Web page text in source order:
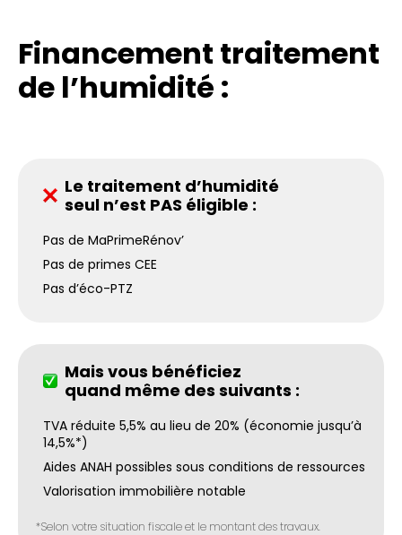
Financement traitement
de l’humidité :
Le traitement d’humidité
seul n’est PAS éligible :
Pas de MaPrimeRénov’
Pas de primes CEE
Pas d’éco-PTZ
Mais vous bénéficiez
quand même des suivants :
TVA réduite 5,5% au lieu de 20% (économie jusqu’à
14,5%*)
Aides ANAH possibles sous conditions de ressources
Valorisation immobilière notable
*Selon votre situation fiscale et le montant des travaux.